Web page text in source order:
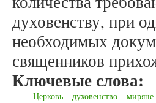
духовенству, при
необходимых
священников
Ключевые слова:
Церковь духовенство миряне